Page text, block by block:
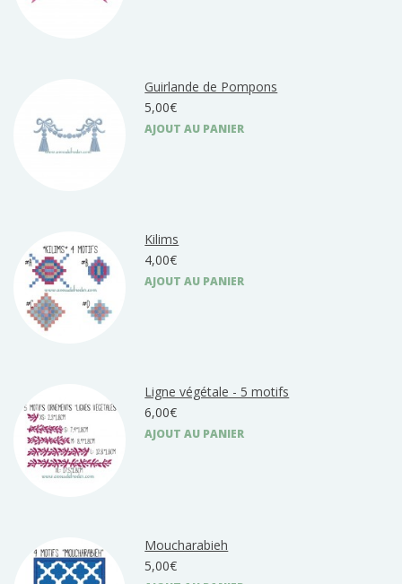
Guirlande de Pompons
5,00€
AJOUT AU PANIER
Kilims
4,00€
AJOUT AU PANIER
Ligne végétale - 5 motifs
6,00€
AJOUT AU PANIER
Moucharabieh
5,00€